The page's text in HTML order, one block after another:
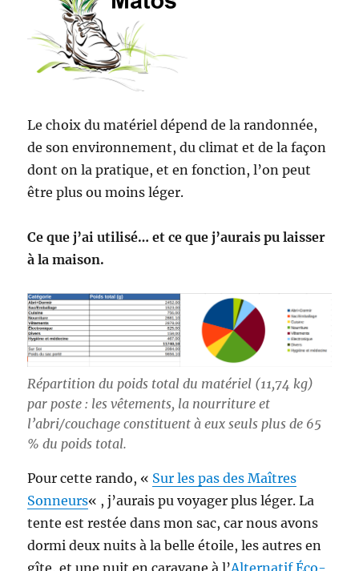
Le choix du matériel dépend de la randonnée,
de son environnement, du climat et de la façon
dont on la pratique, et en fonction, l’on peut
être plus ou moins léger.
Ce que j’ai utilisé… et ce que j’aurais pu laisser
à la maison.
Répartition du poids total du matériel (11,74 kg)
par poste : les vêtements, la nourriture et
l’abri/couchage constituent à eux seuls plus de 65
% du poids total.
Pour cette rando, « Sur les pas des Maîtres
Sonneurs« , j’aurais pu voyager plus léger. La
tente est restée dans mon sac, car nous avons
dormi deux nuits à la belle étoile, les autres en
gîte, et une nuit en caravane à l’Alternatif Éco-